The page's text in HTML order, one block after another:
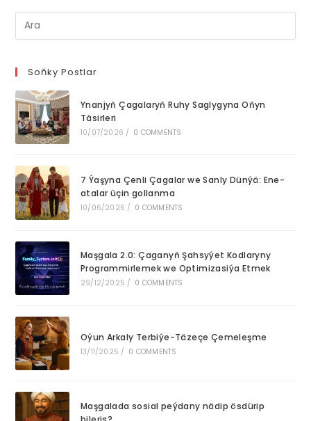
Soňky Postlar
Ynanjyň Çagalaryň Ruhy Saglygyna Oňyn
Täsirleri
10/07/2026 / 0 COMMENTS
7 Ýaşyna Çenli Çagalar we Sanly Dünýä: Ene-
atalar üçin gollanma
10/06/2026 / 0 COMMENTS
Maşgala 2.0: Çaganyň Şahsyýet Kodlaryny
Programmirlemek we Optimizasiýa Etmek
29/12/2025 / 0 COMMENTS
Oýun Arkaly Terbiýe-Täzeçe Çemeleşme
13/11/2025 / 0 COMMENTS
Maşgalada sosial peýdany nädip ösdürip